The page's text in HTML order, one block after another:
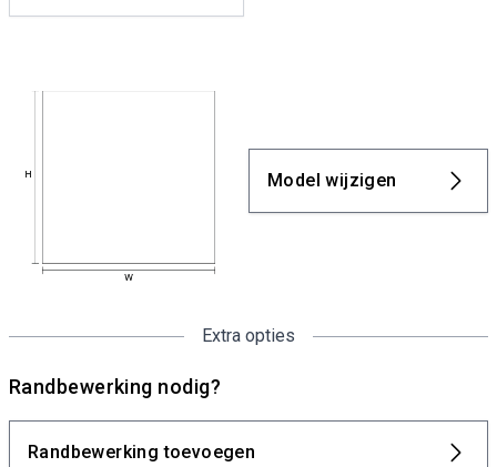
Model wijzigen
Extra opties
Randbewerking nodig?
Randbewerking toevoegen